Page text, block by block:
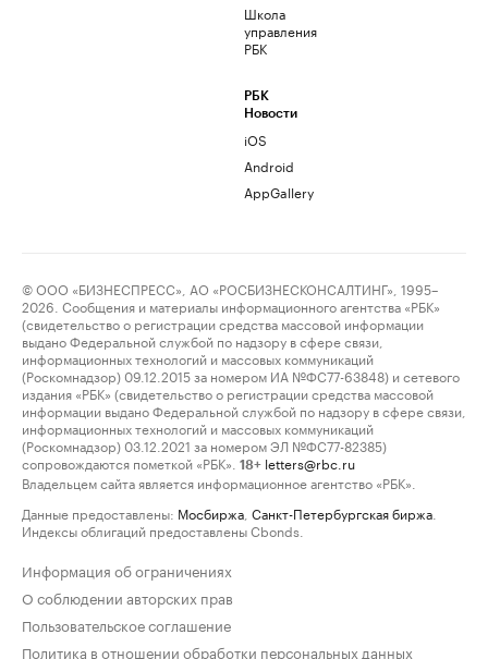
Школа
управления
РБК
РБК
Новости
iOS
Android
AppGallery
© ООО «БИЗНЕСПРЕСС», АО «РОСБИЗНЕСКОНСАЛТИНГ», 1995–
2026. Сообщения и материалы информационного агентства «РБК»
(свидетельство о регистрации средства массовой информации
выдано Федеральной службой по надзору в сфере связи,
информационных технологий и массовых коммуникаций
(Роскомнадзор) 09.12.2015 за номером ИА №ФС77-63848) и сетевого
издания «РБК» (свидетельство о регистрации средства массовой
информации выдано Федеральной службой по надзору в сфере связи,
информационных технологий и массовых коммуникаций
(Роскомнадзор) 03.12.2021 за номером ЭЛ №ФС77-82385)
сопровождаются пометкой «РБК».
18+ letters@rbc.ru
Владельцем сайта является информационное агентство «РБК».
Данные предоставлены: Мосбиржа Санкт-Петербургская биржа
Индексы облигаций предоставлены Cbonds.
Информация об ограничениях
О соблюдении авторских прав
Пользовательское соглашение
Политика в отношении обработки персональных данных